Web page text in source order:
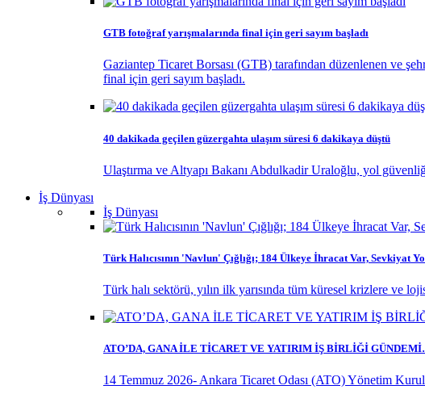
GTB fotoğraf yarışmalarında final için geri sayım başladı
Gaziantep Ticaret Borsası (GTB) tarafından düzenlenen ve
final için geri sayım başladı.
40 dakikada geçilen güzergahta ulaşım süresi 6 dakikaya düştü
Ulaştırma ve Altyapı Bakanı Abdulkadir Uraloğlu, yol
İş Dünyası
İş Dünyası
Türk Halıcısının 'Navlun' Çığlığı; 184 Ülkeye İhracat Var, Sevkiyat
Türk halı sektörü, yılın ilk yarısında tüm küresel krizlere ve
ATO’DA, GANA İLE TİCARET VE YATIRIM İŞ BİRLİĞİ
14 Temmuz 2026- Ankara Ticaret Odası (ATO) Yönetim